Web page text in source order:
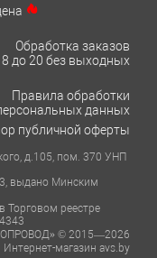
Обработка заказов
8 до 20 без выходных
Правила обработки
данных
публичной оферты
д.105, пом. 370 УНП
выдано Минским
Торговом реестре
© 2015—2026
Интернет-магазин avs.by